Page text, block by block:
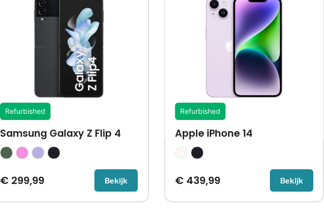
Refurbished
Samsung Galaxy Z Flip 4
€299,99 Bekijk
Refurbished
Apple iPhone 14
€ 439,99 Bekijk